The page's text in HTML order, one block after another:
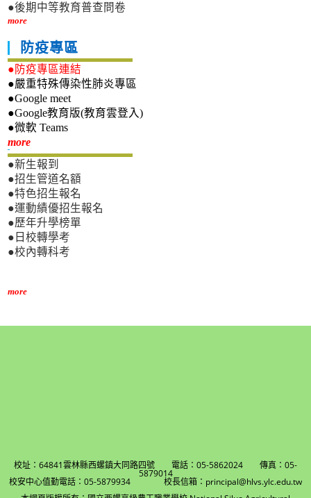
●後期中等教育普查問卷
more
防疫專區
●防疫專區連結
●嚴重特殊傳染性肺炎專區
●Google meet
●Google教育版(教育雲登入)
●微軟 Teams
more新生專區
●新生報到
●招生管道名額
●特色招生報名
●運動績優招生報名
●歷年升學榜單
●日校轉學考
●校內轉科考
more
校址：64841雲林縣西螺鎮大同路四號 電話：05-5862024 傳真：05-
5879014
校安中心值勤電話：05-5879934 校長信箱：principal@hlvs.ylc.edu.tw